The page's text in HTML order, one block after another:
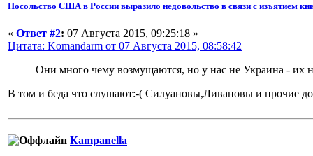
Посольство США в России выразило недовольство в связи с изъятием
« Ответ #2: 07 Августа 2015, 09:25:18 »
Цитата: Komandarm от 07 Августа 2015, 08:58:42
Они много чему возмущаются, но у нас не Украина - их
В том и беда что слушают:-( Силуановы,Ливановы и прочие
Кampanella